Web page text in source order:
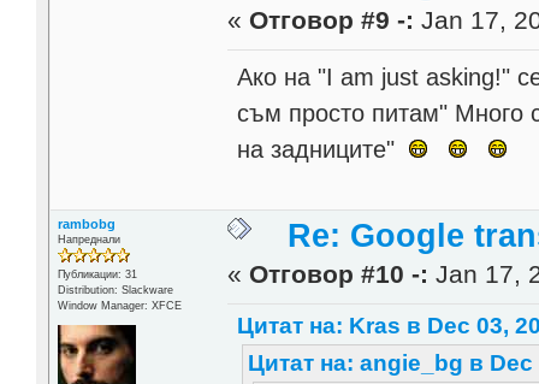
« Отговор #9 -: Jan 17,
Ако на "I am just asking!"
съм просто питам" Много
на задниците"
rambobg
Напреднали
Публикации: 31
Distribution: Slackware
Window Manager: XFCE
Re: Google
« Отговор #10 -: Jan 17,
Цитат на: Kras в Dec 03,
Цитат на: angie_bg в Dec